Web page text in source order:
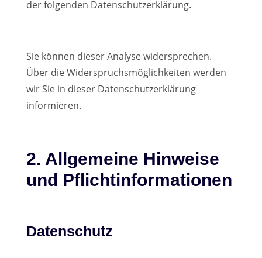
der folgenden Datenschutzerklärung.
Sie können dieser Analyse widersprechen.
Über die Widerspruchsmöglichkeiten werden
wir Sie in dieser Datenschutzerklärung
informieren.
2. Allgemeine Hinweise
und Pflichtinformationen
Datenschutz